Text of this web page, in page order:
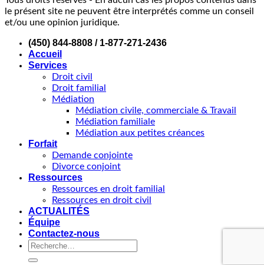
le présent site ne peuvent être interprétés comme un conseil
et/ou une opinion juridique.
(450) 844-8808 / 1-877-271-2436
Accueil
Services
Droit civil
Droit familial
Médiation
Médiation civile, commerciale & Travail
Médiation familiale
Médiation aux petites créances
Forfait
Demande conjointe
Divorce conjoint
Ressources
Ressources en droit familial
Ressources en droit civil
ACTUALITÉS
Équipe
Contactez-nous